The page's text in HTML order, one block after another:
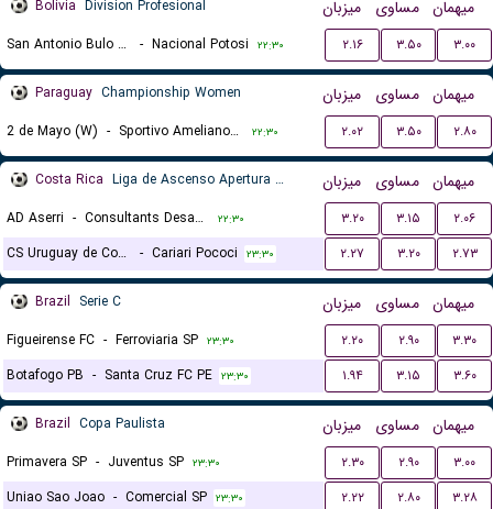
Bolivia Division Profesional میزبان مساوی میهمان
San Antonio Bulo Bulo - Nacional Potosi ۲۲:۳۰ ۲.۱۶ ۳.۵۰ ۳.۰۰
Paraguay Championship Women میزبان مساوی میهمان
2 de Mayo (W) - Sportivo Ameliano (W) ۲۲:۳۰ ۲.۰۲ ۳.۵۰ ۲.۸۰
Costa Rica Liga de Ascenso Apertura gr. B میزبان مساوی میهمان
AD Aserri - Consultants Desamparados ۲۲:۳۰ ۳.۲۰ ۳.۱۵
۲.۰۶
CS Uruguay de Coronado
- Cariari Pococi ۲۳:۳۰ ۲.۲۷ ۳.۲۰ ۲.۷۳
Brazil Serie C میزبان مساوی میهمان
Figueirense FC - Ferroviaria SP ۲۳:۳۰ ۲.۲۰ ۲.۹۰
۳.۳۰
Botafogo PB - Santa Cruz FC PE ۲۳:۳۰ ۱.۹۴ ۳.۱۵ ۳.۶۰
Brazil Copa Paulista میزبان مساوی میهمان
Primavera SP - Juventus SP ۲۳:۳۰ ۲.۳۰ ۲.۹۰
۳.۰۰
Uniao Sao Joao - Comercial SP ۲۳:۳۰ ۲.۲۲ ۲.۸۰ ۳.۲۸